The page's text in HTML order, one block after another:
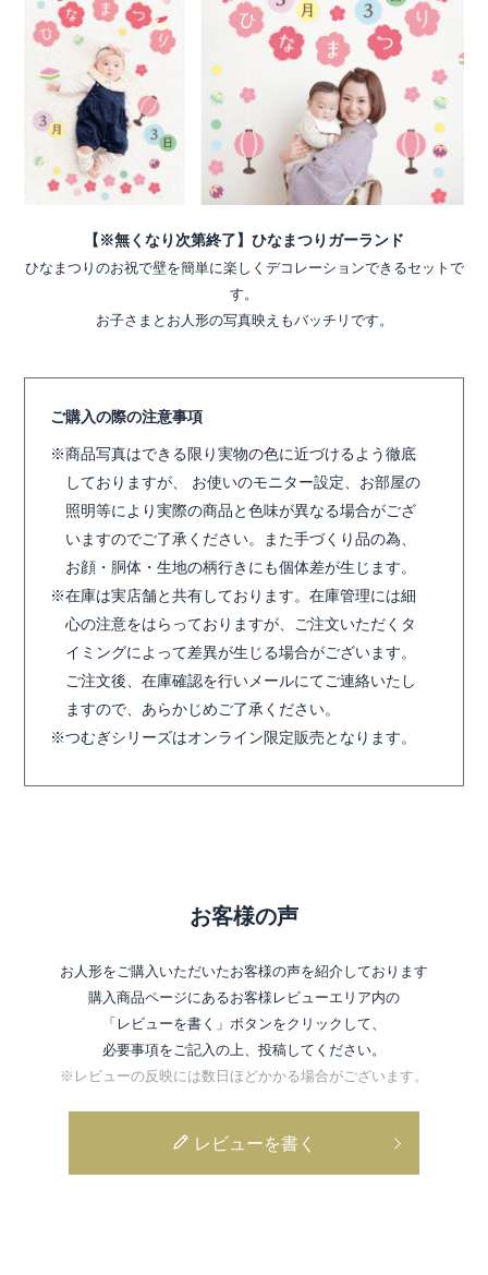
【※無くなり次第終了】ひなまつりガーランド
ひなまつりのお祝で壁を簡単に楽しくデコレーションできるセットで
す。
お子さまとお人形の写真映えもバッチリです。
ご購入の際の注意事項
商品写真はできる限り実物の色に近づけるよう徹底
しておりますが、 お使いのモニター設定、お部屋の
照明等により実際の商品と色味が異なる場合がござ
いますのでご了承ください。また手づくり品の為、
お顔・胴体・生地の柄行きにも個体差が生じます。
在庫は実店舗と共有しております。在庫管理には細
心の注意をはらっておりますが、ご注文いただくタ
イミングによって差異が生じる場合がございます。
ご注文後、在庫確認を行いメールにてご連絡いたし
ますので、あらかじめご了承ください。
つむぎシリーズはオンライン限定販売となります。
お客様の声
お人形をご購入いただいたお客様の声を紹介しております
購入商品ページにあるお客様レビューエリア内の
「レビューを書く」ボタンをクリックして、
必要事項をご記入の上、投稿してください。
※レビューの反映には数日ほどかかる場合がございます。
レビューを書く